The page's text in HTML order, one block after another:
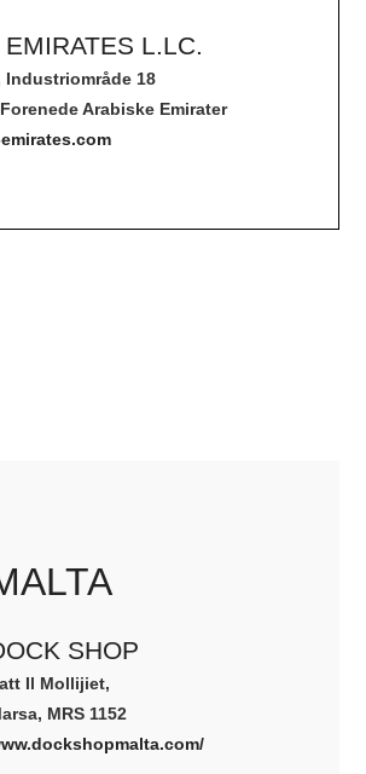
EMIRATES L.LC.
Industriområde 18
Arabiske Emirater
SHOP
Il Mollijiet,
MRS 1152